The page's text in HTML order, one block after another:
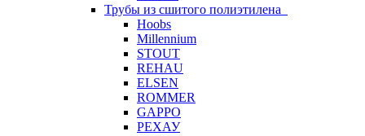
Трубы из сшитого полиэтилена
Hoobs
Millennium
STOUT
REHAU
ELSEN
ROMMER
GAPPO
РЕХАУ